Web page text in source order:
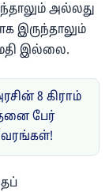
அல்லது
இருந்தாலும்
இல்லை.
8 கிராம்
பேர்